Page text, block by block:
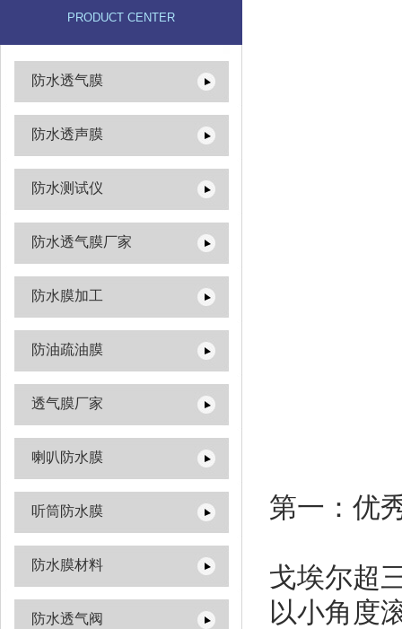
PRODUCT CENTER
防水透气膜
防水透声膜
防水测试仪
防水透气膜厂家
防水膜加工
防油疏油膜
透气膜厂家
喇叭防水膜
听筒防水膜
防水膜材料
防水透气阀
第一：优
戈埃尔超
以小角度